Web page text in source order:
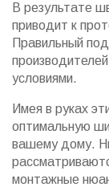
В результате
приводит к
Правильный
условиями.
Имея в руках
оптимальную
вашему дому.
монтажные